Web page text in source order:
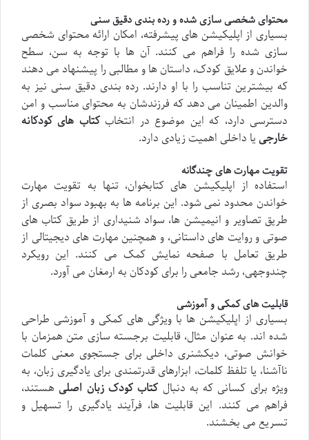
محتوای شخصی سازی شده و رده بندی دقیق سنی
بسیاری از اپلیکیشن های پیشرفته، امکان ارائه محتوای شخصی
سازی شده را فراهم می کنند. آن ها با توجه به سن، سطح
خواندن و علایق کودک، داستان ها و مطالبی را پیشنهاد می دهند
که بیشترین تناسب را با او دارند. رده بندی دقیق سنی نیز به
والدین اطمینان می دهد که فرزندشان به محتوای مناسب و امن
دسترسی دارد، که این موضوع در انتخابکتاب های کودکانه
خارجییا داخلی اهمیت زیادی دارد.
تقویت مهارت های چندگانه
استفاده از اپلیکیشن های کتابخوان، تنها به تقویت مهارت
خواندن محدود نمی شود. این برنامه ها به بهبود سواد بصری از
طریق تصاویر و انیمیشن ها، سواد شنیداری از طریق کتاب های
صوتی و روایت های داستانی، و همچنین مهارت های دیجیتالی از
طریق تعامل با صفحه نمایش کمک می کنند. این رویکرد
چندوجهی، رشد جامعی را برای کودکان به ارمغان می آورد.
قابلیت های کمکی و آموزشی
بسیاری از اپلیکیشن ها با ویژگی های کمکی و آموزشی طراحی
شده اند. به عنوان مثال، قابلیت برجسته سازی متن همزمان با
خوانش صوتی، دیکشنری داخلی برای جستجوی معنی کلمات
ناآشنا، یا تلفظ کلمات، ابزارهای قدرتمندی برای یادگیری زبان، به
ویژه برای کسانی که به دنبال کتاب کودک زبان اصلیهستند،
فراهم می کنند. این قابلیت ها، فرآیند یادگیری را تسهیل و
تسریع می بخشند.